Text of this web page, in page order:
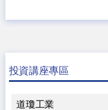
投資講座專區
道瓊工業